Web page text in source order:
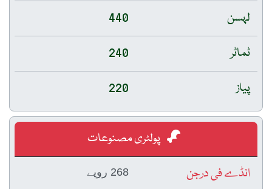
لہسن
440
ٹماٹر
240
پیاز
220
پولٹری مصنوعات
انڈے فی درجن
268 روپے